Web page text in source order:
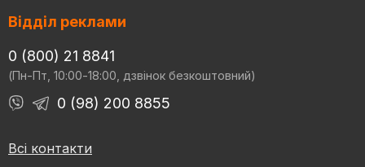
Відділ реклами
0 (800) 21 8841
(Пн-Пт, 10:00-18:00, дзвінок безкоштовний)
0 (98) 200 8855
Всі контакти